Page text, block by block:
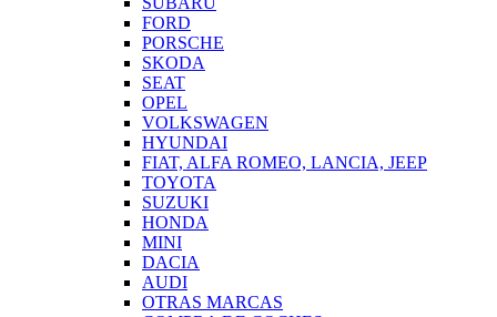
FORD
PORSCHE
SKODA
SEAT
OPEL
VOLKSWAGEN
HYUNDAI
FIAT, ALFA ROMEO, LANCIA, JEEP
TOYOTA
SUZUKI
HONDA
MINI
DACIA
AUDI
OTRAS MARCAS